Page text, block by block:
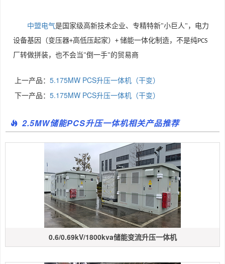
中盟电气是国家级高新技术企业、专精特新"小巨人" ，电力
设备基因（变压器+高低压起家） + 储能一体化制造，不是纯PCS
厂转做拼装，也不会当"倒一手"的贸易商
上一产品： 5.175MW PCS升压一体机（干变）
下一产品： 5.175MW PCS升压一体机（干变）
2.5MW储能PCS升压一体机相关产品推荐
0.6/0.69kV/1800kva储能变流升压一体机